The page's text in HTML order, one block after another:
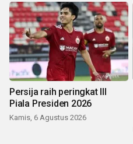
Persija raih peringkat III
Piala Presiden 2026
Kamis, 6 Agustus 2026